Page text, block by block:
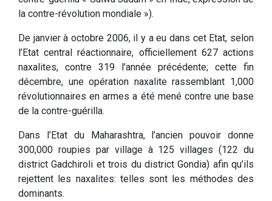
la contre-révolution mondiale »).
De janvier à octobre 2006, il y a eu dans cet Etat, selon
l’Etat central réactionnaire, officiellement 627 actions
naxalites, contre 319 l’année précédente; cette fin
décembre, une opération naxalite rassemblant 1,000
révolutionnaires en armes a été mené contre une base
de la contre-guérilla.
Dans l’Etat du Maharashtra, l’ancien pouvoir donne
300,000 roupies par village à 125 villages (122 du
district Gadchiroli et trois du district Gondia) afin qu’ils
rejettent les naxalites: telles sont les méthodes des
dominants.